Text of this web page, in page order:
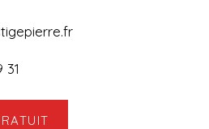
31